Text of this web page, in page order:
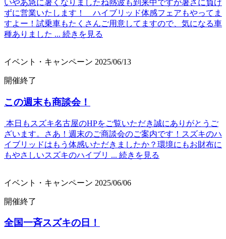
いやあ急に暑くなりましたね熱波も到来中ですが暑さに負け
ずに営業いたします！ ハイブリッド体感フェアもやってま
すよー！試乗車もたくさんご用意してますので、気になる車
種ありました ... 続きを見る
イベント・キャンペーン 2025/06/13
開催終了
この週末も商談会！
本日もスズキ名古屋のHPをご覧いただき誠にありがとうご
ざいます。さあ！週末のご商談会のご案内です！スズキのハ
イブリッドはもう体感いただきましたか？環境にもお財布に
もやさしいスズキのハイブリ ... 続きを見る
イベント・キャンペーン 2025/06/06
開催終了
全国一斉スズキの日！